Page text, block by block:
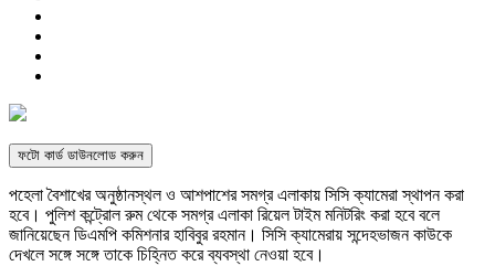
ফটো কার্ড ডাউনলোড করুন
পহেলা বৈশাখের অনুষ্ঠানস্থল ও আশপাশের সমগ্র এলাকায় সিসি ক্যামেরা স্থাপন করা
হবে। পুলিশ কন্ট্রোল রুম থেকে সমগ্র এলাকা রিয়েল টাইম মনিটরিং করা হবে বলে
জানিয়েছেন ডিএমপি কমিশনার হাবিবুর রহমান। সিসি ক্যামেরায় সন্দেহভাজন কাউকে
দেখলে সঙ্গে সঙ্গে তাকে চিহ্নিত করে ব্যবস্থা নেওয়া হবে।